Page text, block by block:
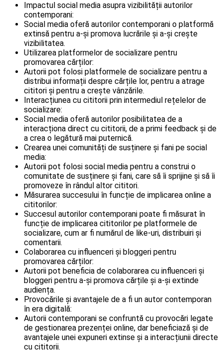
Impactul social media asupra vizibilității autorilor
contemporani:
Social media oferă autorilor contemporani o platformă
extinsă pentru a-și promova lucrările și a-și crește
vizibilitatea.
Utilizarea platformelor de socializare pentru
promovarea cărților:
Autorii pot folosi platformele de socializare pentru a
distribui informații despre cărțile lor, pentru a atrage
cititori și pentru a crește vânzările.
Interacțiunea cu cititorii prin intermediul rețelelor de
socializare:
Social media oferă autorilor posibilitatea de a
interacționa direct cu cititorii, de a primi feedback și de
a crea o legătură mai puternică.
Crearea unei comunități de susținere și fani pe social
media:
Autorii pot folosi social media pentru a construi o
comunitate de susținere și fani, care să îi sprijine și să îi
promoveze în rândul altor cititori.
Măsurarea succesului în funcție de implicarea online a
cititorilor:
Succesul autorilor contemporani poate fi măsurat în
funcție de implicarea cititorilor pe platformele de
socializare, cum ar fi numărul de like-uri, distribuiri și
comentarii.
Colaborarea cu influenceri și bloggeri pentru
promovarea cărților:
Autorii pot beneficia de colaborarea cu influenceri și
bloggeri pentru a-și promova cărțile și a-și extinde
audiența.
Provocările și avantajele de a fi un autor contemporan
în era digitală:
Autorii contemporani se confruntă cu provocări legate
de gestionarea prezenței online, dar beneficiază și de
avantajele unei expuneri extinse și a interacțiunii directe
cu cititorii.